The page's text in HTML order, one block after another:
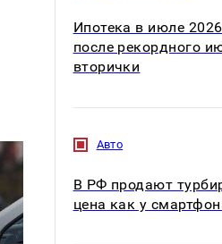
Ипотека в июле
после рекордного
вторички
Авто
В РФ продают
цена как у